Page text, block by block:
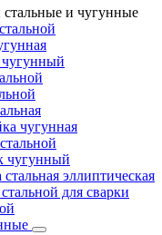
и чугунные
чугунная
чугунный
эллиптическая
для сварки